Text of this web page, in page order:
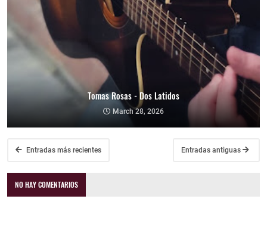
Tomas Rosas - Dos Latidos
March 28, 2026
Entradas más recientes Entradas antiguas
NO HAY COMENTARIOS